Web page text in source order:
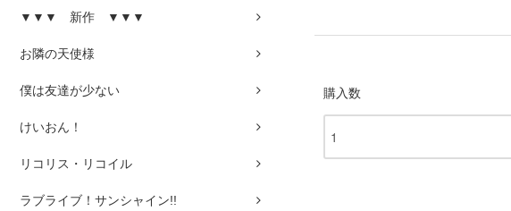
▼▼▼ 新作 ▼▼▼
お隣の天使様
僕は友達が少ない
けいおん！
リコリス・リコイル
ラブライブ！サンシャイン!!
購入数